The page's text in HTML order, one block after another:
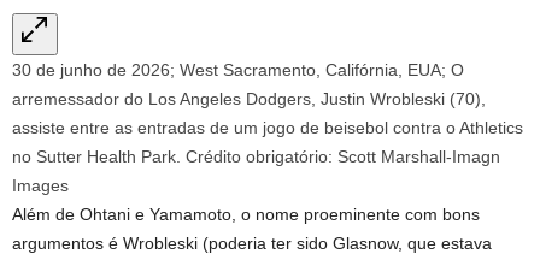
30 de junho de 2026; West Sacramento, Califórnia, EUA; O
arremessador do Los Angeles Dodgers, Justin Wrobleski (70),
assiste entre as entradas de um jogo de beisebol contra o Athletics
no Sutter Health Park. Crédito obrigatório: Scott Marshall-Imagn
Images
Além de Ohtani e Yamamoto, o nome proeminente com bons
argumentos é Wrobleski (poderia ter sido Glasnow, que estava